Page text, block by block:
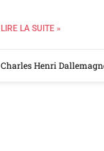
LIRE LA SUITE »
Charles Henri